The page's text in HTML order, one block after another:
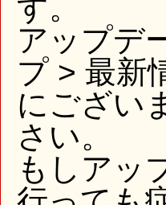
す。
アップデ
プ > 最新
にござい
さい。
もしアッ